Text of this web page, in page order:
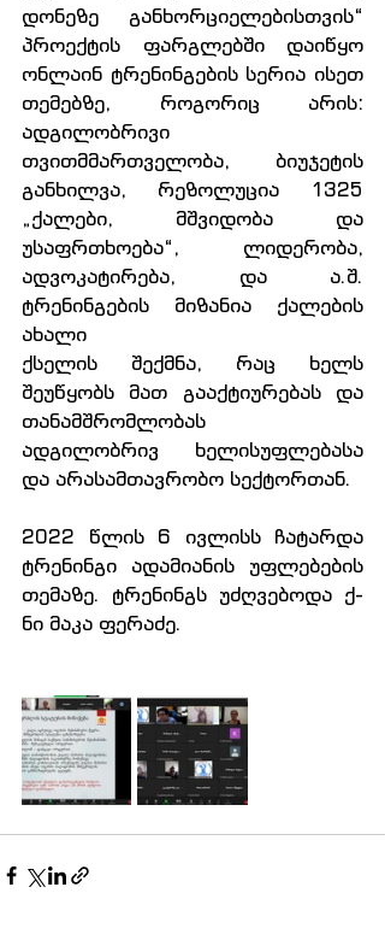
დონეზე განხორციელებისთვის“
პროექტის ფარგლებში დაიწყო
ონლაინ ტრენინგების სერია ისეთ
თემებზე, როგორიც არის:
ადგილობრივი
თვითმმართველობა, ბიუჯეტის
განხილვა, რეზოლუცია 1325
„ქალები, მშვიდობა და
უსაფრთხოება“, ლიდერობა,
ადვოკატირება, და ა.შ.
ტრენინგების მიზანია ქალების
ახალი
ქსელის შექმნა, რაც ხელს
შეუწყობს მათ გააქტიურებას და
თანამშრომლობას
ადგილობრივ ხელისუფლებასა
და არასამთავრობო სექტორთან.
2022 წლის 6 ივლისს ჩატარდა
ტრენინგი ადამიანის უფლებების
თემაზე. ტრენინგს უძღვებოდა ქ-
ნი მაკა ფერაძე.